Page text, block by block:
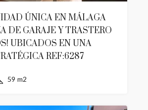
ÚNICA EN MÁLAGA
DE GARAJE Y TRASTERO
UBICADOS EN UNA
REF:6287
59 m2